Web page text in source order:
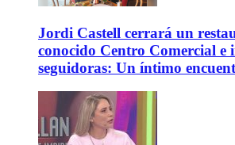
Jordi Castell cerrará un
conocido Centro Comercial e
seguidoras: Un íntimo